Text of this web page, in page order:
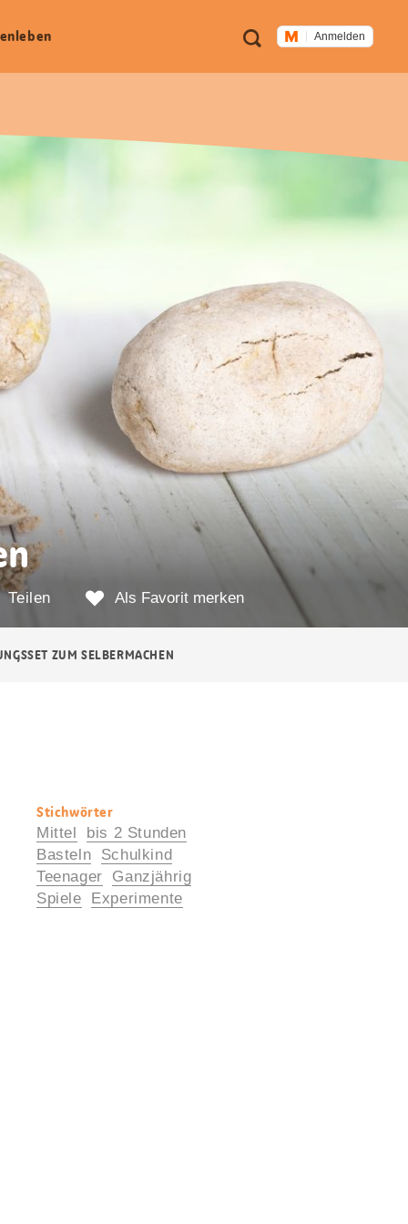
Meta
Navigation
Suche Anmelden
ZUM SELBERMACHEN
Als Favorit merken
Teilen
Nützliche
Informationen
Stichwörter
Mittel
bis 2 Stunden
Basteln
Schulkind
Teenager
Ganzjährig
Spiele
Experimente